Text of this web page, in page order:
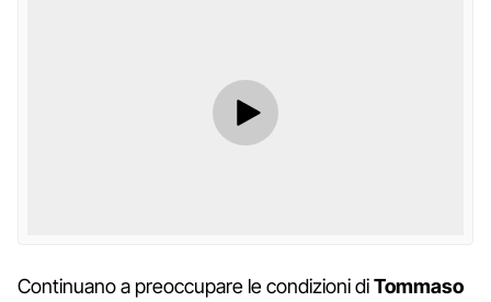
Continuano a preoccupare le condizioni diTommaso